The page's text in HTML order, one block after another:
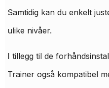
Samtidig kan du enkelt
ulike nivåer.
I tillegg til de
Trainer også kompatibel